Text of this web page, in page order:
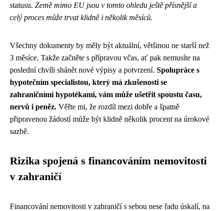
statusu. Země mimo EU jsou v tomto ohledu ještě přísnější a
celý proces může trvat klidně i několik měsíců.
Všechny dokumenty by měly být aktuální, většinou ne starší než
3 měsíce. Takže začněte s přípravou včas, ať pak nemusíte na
poslední chvíli shánět nové výpisy a potvrzení. Spolupráce s
hypotečním specialistou, který má zkušenosti se
zahraničními hypotékami, vám může ušetřit spoustu času,
nervů i peněz. Věřte mi, že rozdíl mezi dobře a špatně
připravenou žádostí může být klidně několik procent na úrokové
sazbě.
Rizika spojená s financováním nemovitosti
v zahraničí
Financování nemovitosti v zahraničí s sebou nese řadu úskalí, na